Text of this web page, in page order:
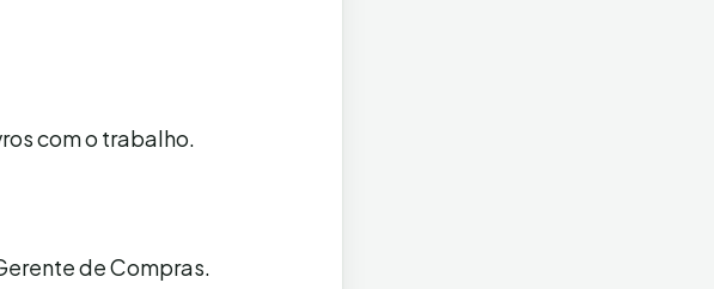
com o trabalho.
de Compras.